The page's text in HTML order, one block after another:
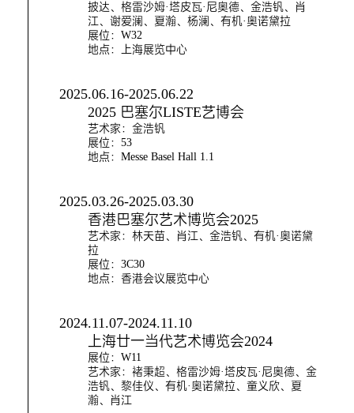
披达、格雷沙姆·塔皮瓦·尼奥德、金浩钒、肖
江、谢爱澜、夏瀚、杨澜、有机·奥诺黛拉
展位：W32
地点：上海展览中心
2025.06.16-2025.06.22
2025 巴塞尔LISTE艺博会
艺术家：金浩钒
展位：53
地点：Messe Basel Hall 1.1
2025.03.26-2025.03.30
香港巴塞尔艺术博览会2025
艺术家：林天苗、肖江、金浩钒、有机·奥诺黛
拉
展位：3C30
地点：香港会议展览中心
2024.11.07-2024.11.10
上海廿一当代艺术博览会2024
展位：W11
艺术家：褚秉超、格雷沙姆·塔皮瓦·尼奥德、金
浩钒、黎佳仪、有机·奥诺黛拉、童义欣、夏
瀚、肖江